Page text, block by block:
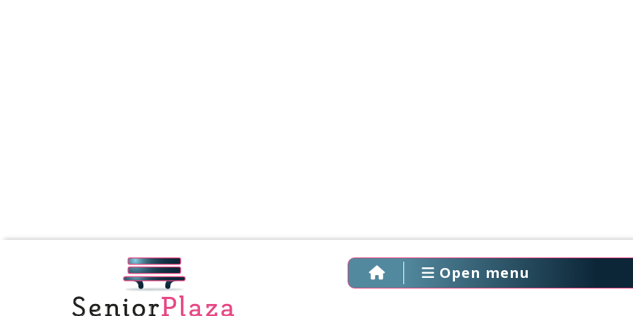
Open menu